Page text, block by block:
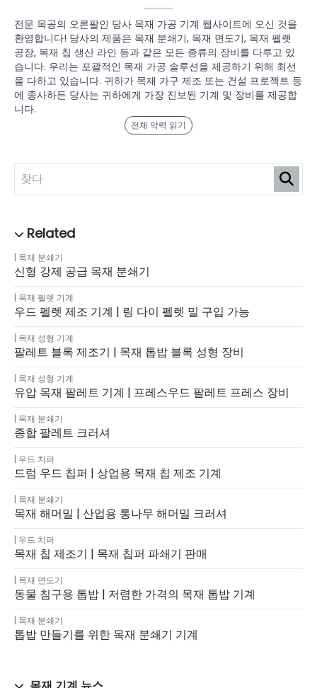
전문 목공의 오른팔인 당사 목재 가공 기계 웹사이트에 오신 것을
환영합니다! 당사의 제품은 목재 분쇄기, 목재 면도기, 목재 펠렛
공장, 목재 칩 생산 라인 등과 같은 모든 종류의 장비를 다루고 있
습니다. 우리는 포괄적인 목재 가공 솔루션을 제공하기 위해 최선
을 다하고 있습니다. 귀하가 목재 가구 제조 또는 건설 프로젝트 등
에 종사하든 당사는 귀하에게 가장 진보된 기계 및 장비를 제공합
니다.
전체 약력 읽기
목재 분쇄기
신형 강제 공급 목재 분쇄기
목재 펠렛 기계
우드 펠렛 제조 기계 | 링 다이 펠렛 밀 구입 가능
목재 성형 기계
팔레트 블록 제조기 | 목재 톱밥 블록 성형 장비
목재 성형 기계
유압 목재 팔레트 기계 | 프레스우드 팔레트 프레스 장비
목재 분쇄기
종합 팔레트 크러셔
우드 치퍼
드럼 우드 칩퍼 | 상업용 목재 칩 제조 기계
목재 분쇄기
목재 해머밀 | 산업용 통나무 해머밀 크러셔
우드 치퍼
목재 칩 제조기 | 목재 칩퍼 파쇄기 판매
목재 면도기
동물 침구용 톱밥 | 저렴한 가격의 목재 톱밥 기계
목재 분쇄기
톱밥 만들기를 위한 목재 분쇄기 기계